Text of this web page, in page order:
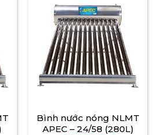
Bình nước nóng NLMT
APEC – 24/58 (280L)